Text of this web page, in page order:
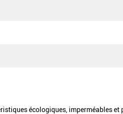
écologiques, imperméables